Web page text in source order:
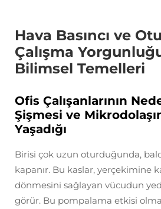
Hava Basıncı ve
Çalışma
Bilimsel Temelleri
Ofis Çalışanlarının
Şişmesi ve
Yaşadığı
Birisi çok uzun oturduğunda,
kapanır. Bu kaslar, yerçekimine
dönmesini sağlayan vücudun
görür. Bu pompalama etkisi